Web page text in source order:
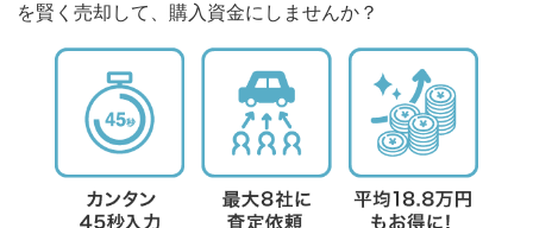
を賢く売却して、購入資金にしませんか？